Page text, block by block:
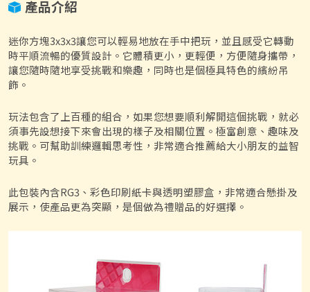
產品介紹
迷你方塊3x3x3讓您可以輕易地放在手中把玩，並且感受它轉動
時平順流暢的優質設計。它體積更小，更輕便，方便隨身攜帶，
讓您隨時隨地享受挑戰和樂趣，同時也是個極具特色的繽紛吊
飾。
玩法包含了上百種的組合，如果您想要順利解開這個挑戰，就必
須事先設想接下來會出現的樣子及相關位置。極富創意、趣味及
挑戰。可幫助訓練邏輯思考性，非常適合推薦給大小朋友的益智
玩具。
此包裝內含RG3、彩色印刷紙卡與透明塑膠盒，非常適合懸掛及
展示，使產品更為突顯，是個做為禮贈品的好選擇。